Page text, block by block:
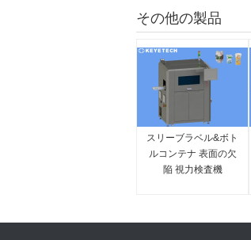
その他の製品
スリーブラベル&ボト
ルコンテナ 表面の欠
陥 視力検査機